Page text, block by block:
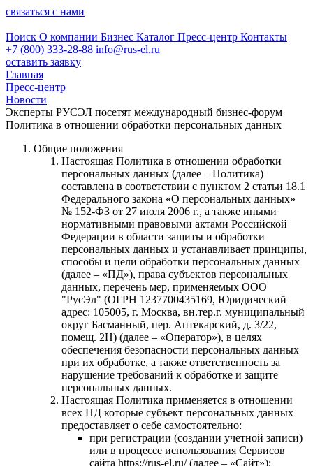
связаться с нами
Поиск О компании Бизнес Каталог Пресс-центр Контакты
+7 (800) 333-28-88 info@rus-el.ru
оставить заявку
Главная
Пресс-центр
Новости
Эксперты РУСЭЛ посетят международный бизнес-форум
Политика в отношении обработки персональных данных
Общие положения
Настоящая Политика в отношении обработки
персональных данных (далее – Политика)
составлена в соответствии с пунктом 2 статьи 18.1
Федерального закона «О персональных данных»
№ 152-ФЗ от 27 июля 2006 г., а также иными
нормативными правовыми актами Российской
Федерации в области защиты и обработки
персональных данных и устанавливает принципы,
способы и цели обработки персональных данных
(далее – «ПД»), права субъектов персональных
данных, перечень мер, применяемых ООО
"РусЭл" (ОГРН 1237700435169, Юридический
адрес: 105005, г. Москва, вн.тер.г. муниципальный
округ Басманный, пер. Аптекарский, д. 3/22,
помещ. 2Н⁠) (далее – «Оператор»), в целях
обеспечения безопасности персональных данных
при их обработке, а также ответственность за
нарушение требований к обработке и защите
персональных данных.
Настоящая Политика применяется в отношении
всех ПД которые субъект персональных данных
предоставляет о себе самостоятельно:
при регистрации (создании учетной записи)
или в процессе использования Сервисов
сайта https://rus-el.ru/ (далее – «Сайт»);